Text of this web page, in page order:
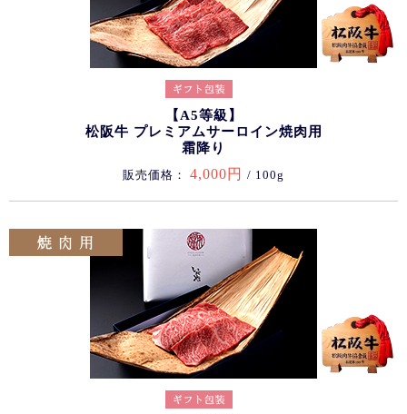
【A5等級】
松阪牛 プレミアムサーロイン焼肉用
霜降り
販売価格： 4,000円 / 100g